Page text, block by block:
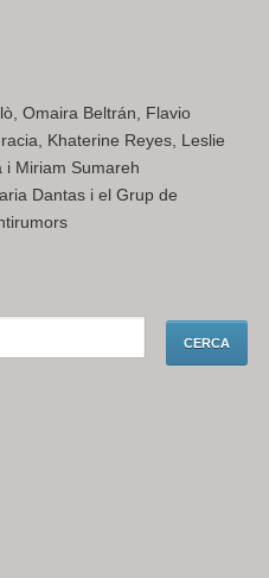
Omaira Beltrán, Flavio
Khaterine Reyes, Leslie
i Miriam Sumareh
Dantas i el Grup de